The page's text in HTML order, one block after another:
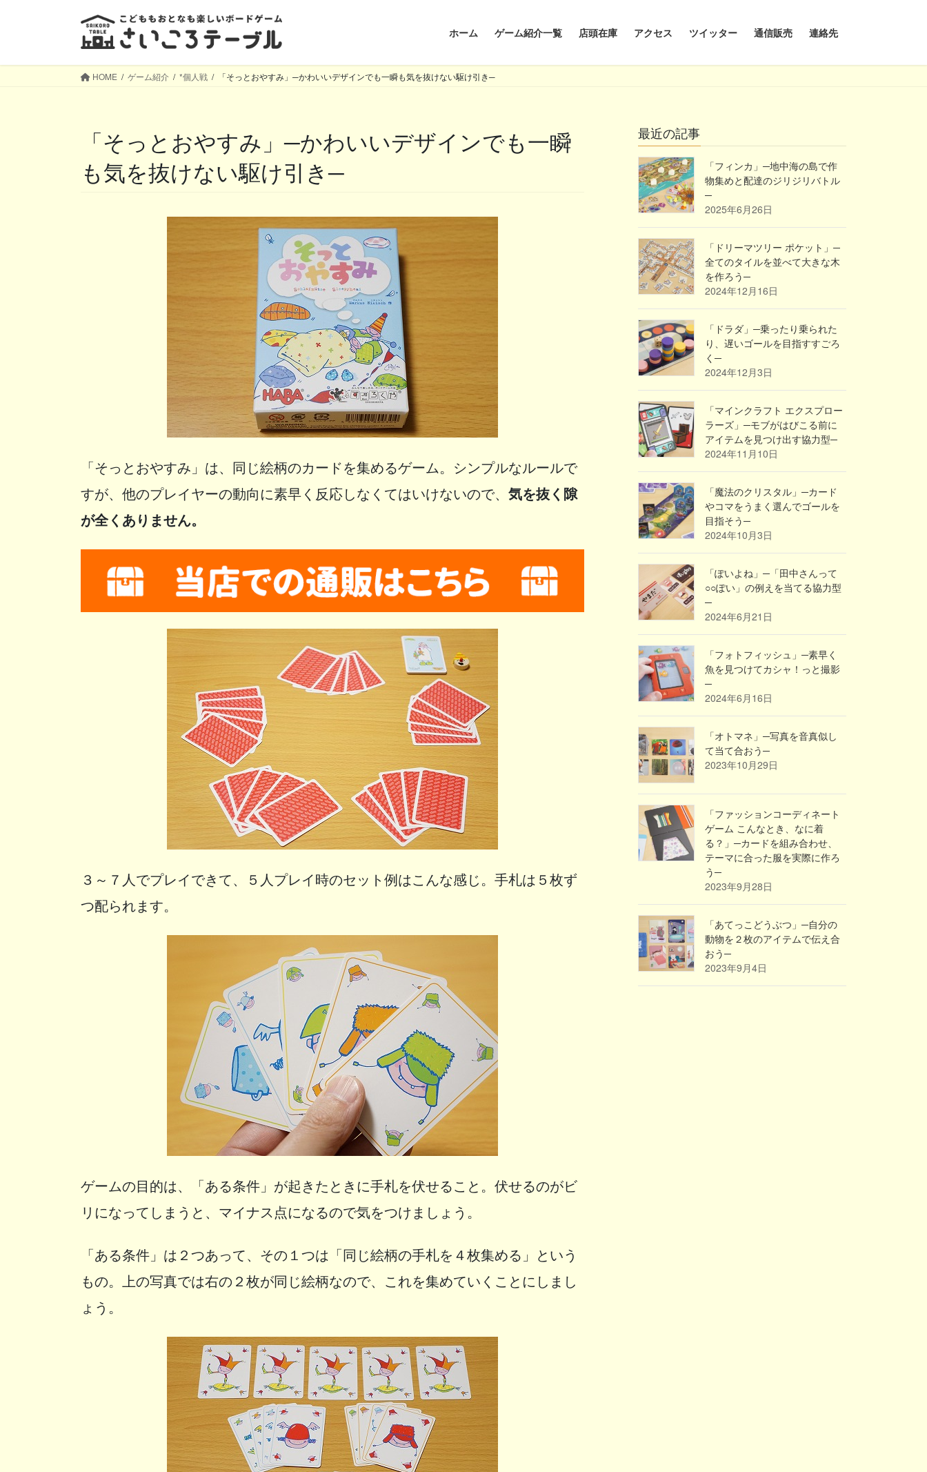
ホーム ゲーム紹介一覧 店頭在庫 アクセス ツイッター 通信販売 連絡先
HOME ゲーム紹介 *個人戦 「そっとおやすみ」─かわいいデザインでも一瞬も気を抜けない駆け引き─
「そっとおやすみ」─かわいいデザインでも一瞬
も気を抜けない駆け引き─
「そっとおやすみ」は、同じ絵柄のカードを集めるゲーム。シンプルなルールで
すが、他のプレイヤーの動向に素早く反応しなくてはいけないので、 気を抜く隙
が全くありません。
３～７人でプレイできて、５人プレイ時のセット例はこんな感じ。手札は５枚ず
つ配られます。
ゲームの目的は、「ある条件」が起きたときに手札を伏せること。伏せるのがビ
リになってしまうと、マイナス点になるので気をつけましょう。
「ある条件」は２つあって、その１つは「同じ絵柄の手札を４枚集める」という
もの。上の写真では右の２枚が同じ絵柄なので、これを集めていくことにしまし
ょう。
最近の記事
「フィンカ」─地中海の島で作
物集めと配達のジリジリバトル
─
2025年6月26日
「ドリーマツリー ポケット」─
全てのタイルを並べて大きな木
を作ろう─
2024年12月16日
「ドラダ」─乗ったり乗られた
り、遅いゴールを目指すすごろ
く─
2024年12月3日
「マインクラフト エクスプロー
ラーズ」─モブがはびこる前に
アイテムを見つけ出す協力型─
2024年11月10日
「魔法のクリスタル」─カード
やコマをうまく選んでゴールを
目指そう─
2024年10月3日
「ぽいよね」─「田中さんって
○○ぽい」の例えを当てる協力型
─
2024年6月21日
「フォトフィッシュ」─素早く
魚を見つけてカシャ！っと撮影
─
2024年6月16日
「オトマネ」─写真を音真似し
て当て合おう─
2023年10月29日
「ファッションコーディネート
ゲーム こんなとき、なに着
る？」─カードを組み合わせ、
テーマに合った服を実際に作ろ
う─
2023年9月28日
「あてっこどうぶつ」─自分の
動物を２枚のアイテムで伝え合
おう─
2023年9月4日